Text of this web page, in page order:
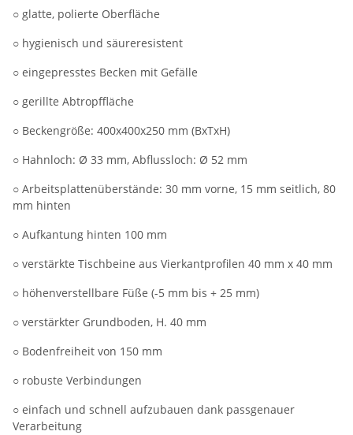
○ glatte, polierte Oberfläche
○ hygienisch und säureresistent
○ eingepresstes Becken mit Gefälle
○ gerillte Abtropffläche
○ Beckengröße: 400x400x250 mm (BxTxH)
○ Hahnloch: Ø 33 mm, Abflussloch: Ø 52 mm
○ Arbeitsplattenüberstände: 30 mm vorne, 15 mm seitlich, 80
mm hinten
○ Aufkantung hinten 100 mm
○ verstärkte Tischbeine aus Vierkantprofilen 40 mm x 40 mm
○ höhenverstellbare Füße (-5 mm bis + 25 mm)
○ verstärkter Grundboden, H. 40 mm
○ Bodenfreiheit von 150 mm
○ robuste Verbindungen
○ einfach und schnell aufzubauen dank passgenauer
Verarbeitung